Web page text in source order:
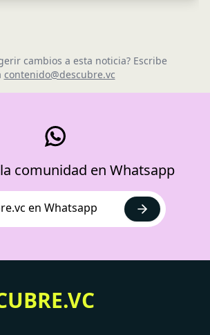
cambios a esta noticia? Escribe
contenido@descubre.vc
comunidad en Whatsapp
en Whatsapp